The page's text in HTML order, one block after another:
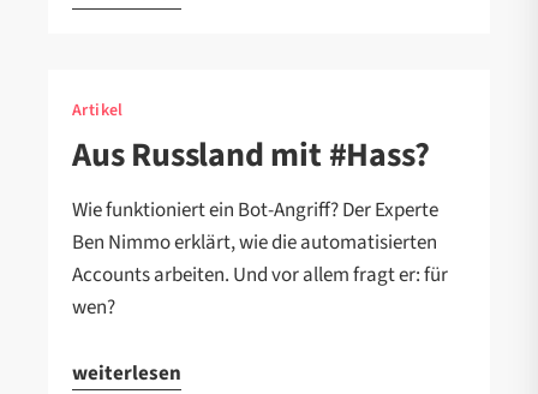
Artikel
Aus Russland mit #Hass?
Wie funktioniert ein Bot-Angriff? Der Experte
Ben Nimmo erklärt, wie die automatisierten
Accounts arbeiten. Und vor allem fragt er: für
wen?
weiterlesen